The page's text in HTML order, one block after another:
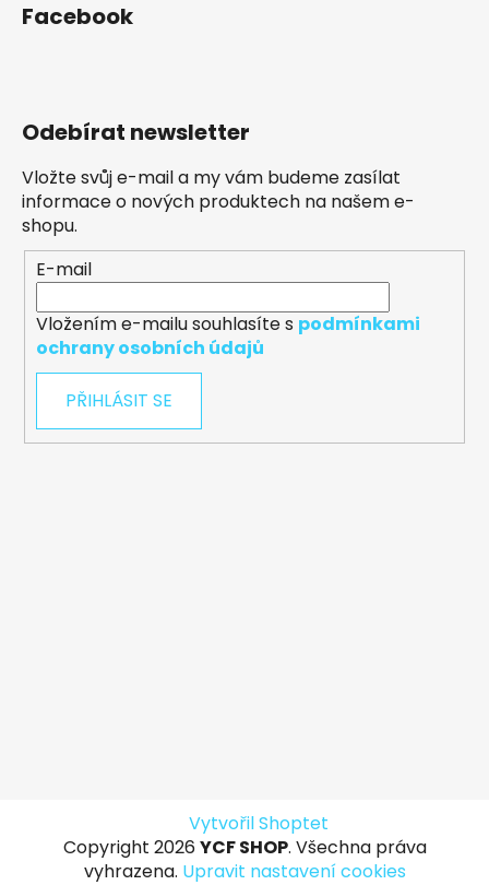
Facebook
Odebírat newsletter
Vložte svůj e-mail a my vám budeme zasílat
informace o nových produktech na našem e-
shopu.
E-mail
Vložením e-mailu souhlasíte s podmínkami
ochrany osobních údajů
PŘIHLÁSIT SE
Vytvořil Shoptet
Copyright 2026 YCF SHOP. Všechna práva
vyhrazena. Upravit nastavení cookies